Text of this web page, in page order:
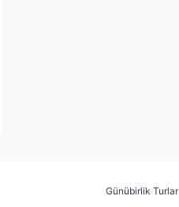
Günübirlik Turlar